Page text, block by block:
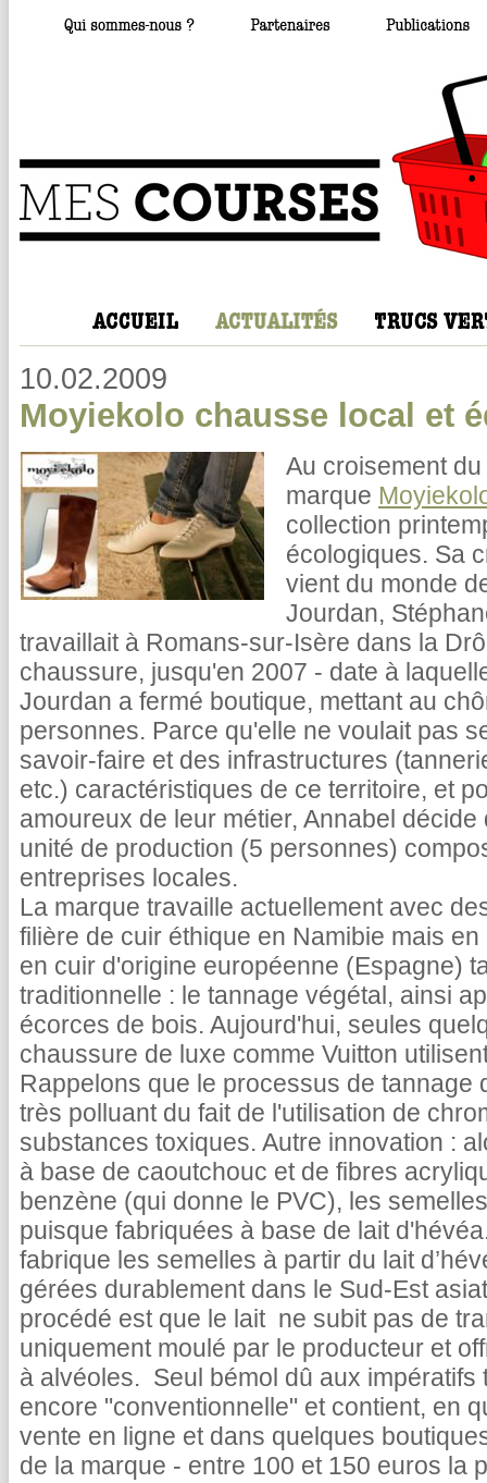
10.02.2009
Moyiekolo chausse local et
Au croisement
marque
collection
écologiques. Sa
vient du monde
Jourdan,
travaillait à Romans-sur-Isère dans la
chaussure, jusqu'en 2007 - date à
Jourdan a fermé boutique, mettant au
personnes. Parce qu'elle ne voulait pas
savoir-faire et des infrastructures
etc.) caractéristiques de ce territoire, et
amoureux de leur métier, Annabel
unité de production (5 personnes)
entreprises locales.
La marque travaille actuellement avec
filière de cuir éthique en Namibie mais
en cuir d'origine européenne (Espagne)
traditionnelle : le tannage végétal, ainsi
écorces de bois. Aujourd'hui, seules
chaussure de luxe comme Vuitton
Rappelons que le processus de tannage
très polluant du fait de l'utilisation de
substances toxiques. Autre innovation :
à base de caoutchouc et de fibres
benzène (qui donne le PVC), les
puisque fabriquées à base de lait
fabrique les semelles à partir du lait
gérées durablement dans le Sud-Est
procédé est que le lait ne subit pas de
uniquement moulé par le producteur et
à alvéoles. Seul bémol dû aux impératifs
encore "conventionnelle" et contient, en
vente en ligne et dans quelques
de la marque - entre 100 et 150 euros la